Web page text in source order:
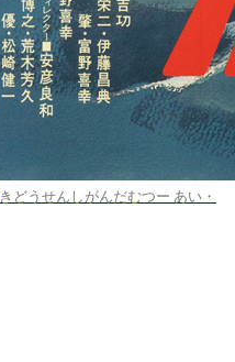
きどうせんしがんだむつー あい・